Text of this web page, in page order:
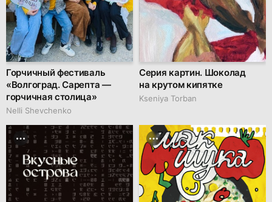
Горчичный фестиваль
«Волгоград. Сарепта —
горчичная столица»
Nelli Shevchenko
Серия картин. Шоколад
на крутом кипятке
Kseniya Torban